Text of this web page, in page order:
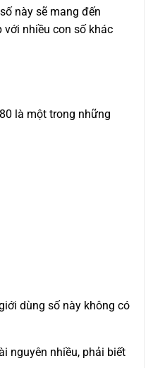
này sẽ mang đến
với nhiều con số khác
là một trong những
dùng số này không có
nguyên nhiều, phải biết